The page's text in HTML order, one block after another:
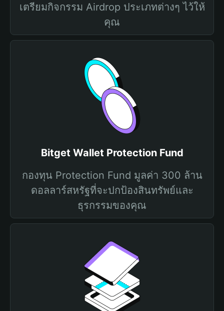
เตรียมกิจกรรม Airdrop ประเภทต่างๆ ไว้ให้
คุณ
Bitget Wallet Protection Fund
กองทุน Protection Fund มูลค่า 300 ล้าน
ดอลลาร์สหรัฐที่จะปกป้องสินทรัพย์และ
ธุรกรรมของคุณ